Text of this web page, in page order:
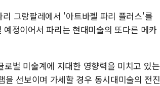
그랑팔레에서 '아트바젤 파리 플러스'를
정이어서 파리는 현대미술의 또다른 메카
벌 미술계에 지대한 영향력을 미치고 있는
선보이며 가세할 경우 동시대미술의 전진